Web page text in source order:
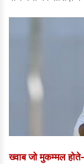
299/8 के स्कोर का
ओवर में 207 रनों
ख्वाब जो मुकम्मल